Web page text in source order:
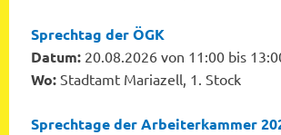
Sprechtag der ÖGK
Datum: 20.08.2026 von 11:00 bis
Wo: Stadtamt Mariazell, 1. Stock
Sprechtage der Arbeiterkammer